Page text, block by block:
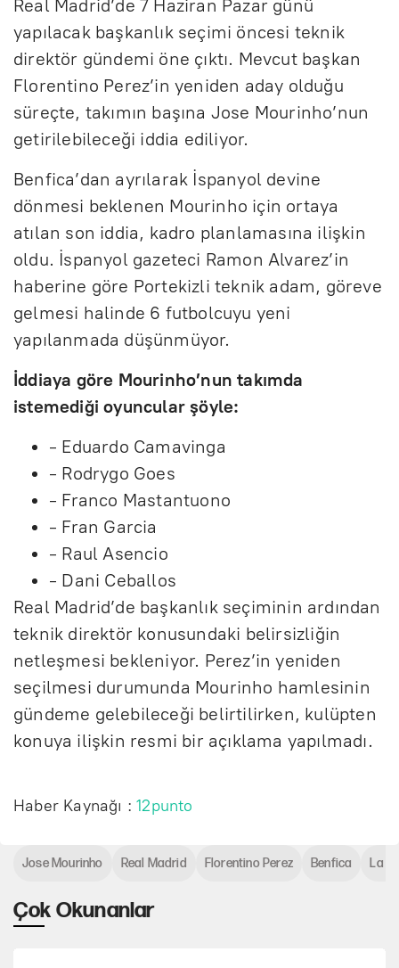
Real Madrid’de 7 Haziran Pazar günü
yapılacak başkanlık seçimi öncesi teknik
direktör gündemi öne çıktı. Mevcut başkan
Florentino Perez’in yeniden aday olduğu
süreçte, takımın başına Jose Mourinho’nun
getirilebileceği iddia ediliyor.
Benfica’dan ayrılarak İspanyol devine
dönmesi beklenen Mourinho için ortaya
atılan son iddia, kadro planlamasına ilişkin
oldu. İspanyol gazeteci Ramon Alvarez’in
haberine göre Portekizli teknik adam, göreve
gelmesi halinde 6 futbolcuyu yeni
yapılanmada düşünmüyor.
İddiaya göre Mourinho’nun takımda
istemediği oyuncular şöyle:
- Eduardo Camavinga
- Rodrygo Goes
- Franco Mastantuono
- Fran Garcia
- Raul Asencio
- Dani Ceballos
Real Madrid’de başkanlık seçiminin ardından
teknik direktör konusundaki belirsizliğin
netleşmesi bekleniyor. Perez’in yeniden
seçilmesi durumunda Mourinho hamlesinin
gündeme gelebileceği belirtilirken, kulüpten
konuya ilişkin resmi bir açıklama yapılmadı.
Haber Kaynağı :12punto
Çok Okunanlar
Jose Mourinho Real Madrid Florentino Perez Benfica La